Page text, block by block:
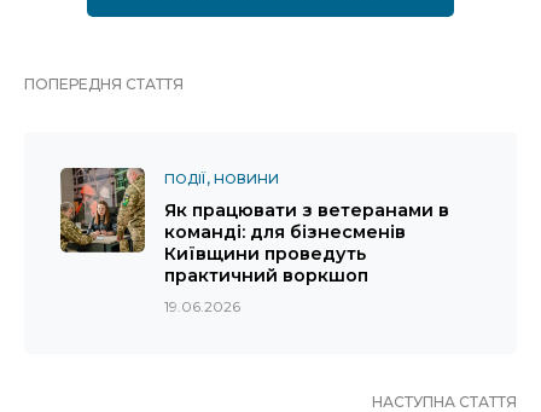
ПОПЕРЕДНЯ СТАТТЯ
ПОДІЇ НОВИНИ
Як працювати з ветеранами в
команді: для бізнесменів
Київщини проведуть
практичний воркшоп
19.06.2026
НАСТУПНА СТАТТЯ